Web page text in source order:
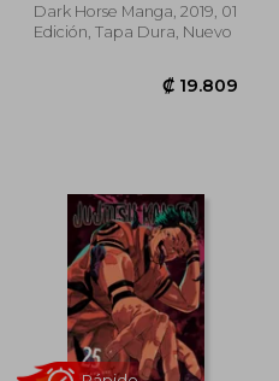
Dark Horse Manga, 2019, 01
Edición, Tapa Dura, Nuevo